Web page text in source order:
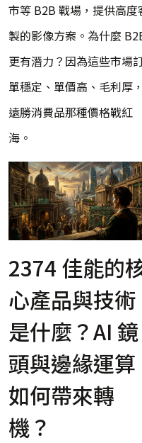
市等 B2B 戰場，提供高度
製的影像方案。為什麼
更有潛力？因為這些市場
單穩定、單價高、毛利厚，
遠勝消費品那種價格戰紅
海。
2374 佳能的
心產品與技術
是什麼？AI 鏡
頭與邊緣運算
如何帶來轉
機？